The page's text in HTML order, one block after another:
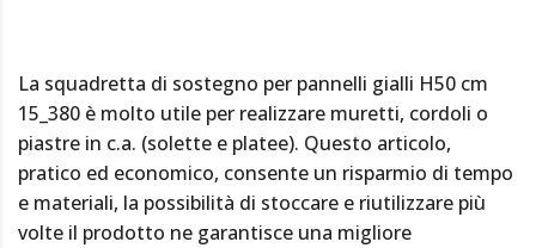
La squadretta di sostegno per pannelli gialli H50 cm
15_380 è molto utile per realizzare muretti, cordoli o
piastre in c.a. (solette e platee). Questo articolo,
pratico ed economico, consente un risparmio di tempo
e materiali, la possibilità di stoccare e riutilizzare più
volte il prodotto ne garantisce una migliore